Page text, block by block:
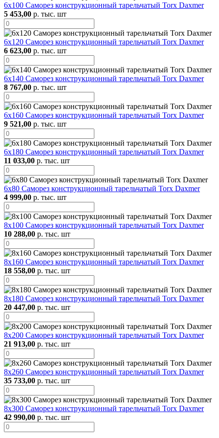
6х100 Саморез конструкционный тарельчатый Torx Daxmer
5 453,00 р. тыс. шт
6х120 Саморез конструкционный тарельчатый Torx Daxmer
6 623,00 р. тыс. шт
6х140 Саморез конструкционный тарельчатый Torx Daxmer
8 767,00 р. тыс. шт
6х160 Саморез конструкционный тарельчатый Torx Daxmer
9 521,00 р. тыс. шт
6х180 Саморез конструкционный тарельчатый Torx Daxmer
11 033,00 р. тыс. шт
6х80 Саморез конструкционный тарельчатый Torx Daxmer
4 999,00 р. тыс. шт
8х100 Саморез конструкционный тарельчатый Torx Daxmer
10 288,00 р. тыс. шт
8х160 Саморез конструкционный тарельчатый Torx Daxmer
18 558,00 р. тыс. шт
8х180 Саморез конструкционный тарельчатый Torx Daxmer
20 447,00 р. тыс. шт
8х200 Саморез конструкционный тарельчатый Torx Daxmer
21 913,00 р. тыс. шт
8х260 Саморез конструкционный тарельчатый Torx Daxmer
35 733,00 р. тыс. шт
8х300 Саморез конструкционный тарельчатый Torx Daxmer
42 990,00 р. тыс. шт